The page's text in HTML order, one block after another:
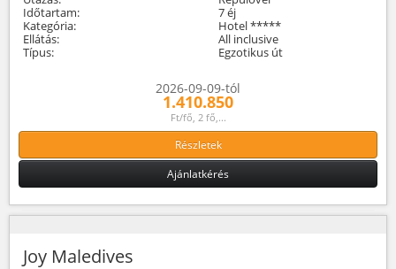
Időtartam:
7 éj
Kategória:
Hotel *****
Ellátás:
All inclusive
Típus:
Egzotikus út
2026-09-09-tól
1.410.850
Ft/fő, 2 fő,...
Részletek
Ajánlatkérés
Joy Maledives